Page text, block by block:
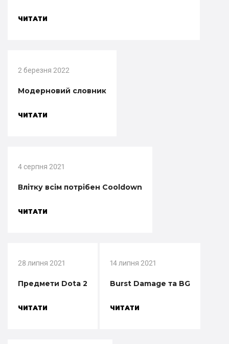
ЧИТАТИ
2 березня 2022
Модерновий словник
ЧИТАТИ
4 серпня 2021
Влітку всім потрібен Cooldown
ЧИТАТИ
28 липня 2021
Предмети Dota 2
ЧИТАТИ
14 липня 2021
Burst Damage та BG
ЧИТАТИ